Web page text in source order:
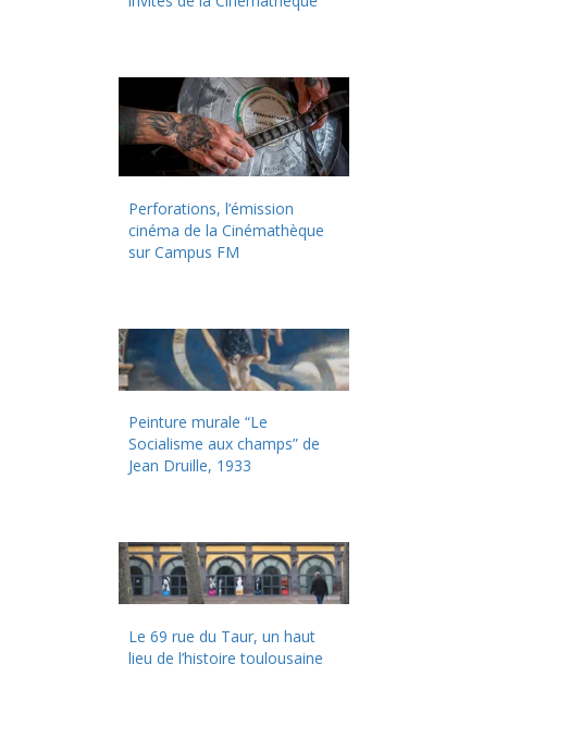
Perforations, l’émission
cinéma de la Cinémathèque
sur Campus FM
Peinture murale “Le
Socialisme aux champs” de
Jean Druille, 1933
Le 69 rue du Taur, un haut
lieu de l’histoire toulousaine